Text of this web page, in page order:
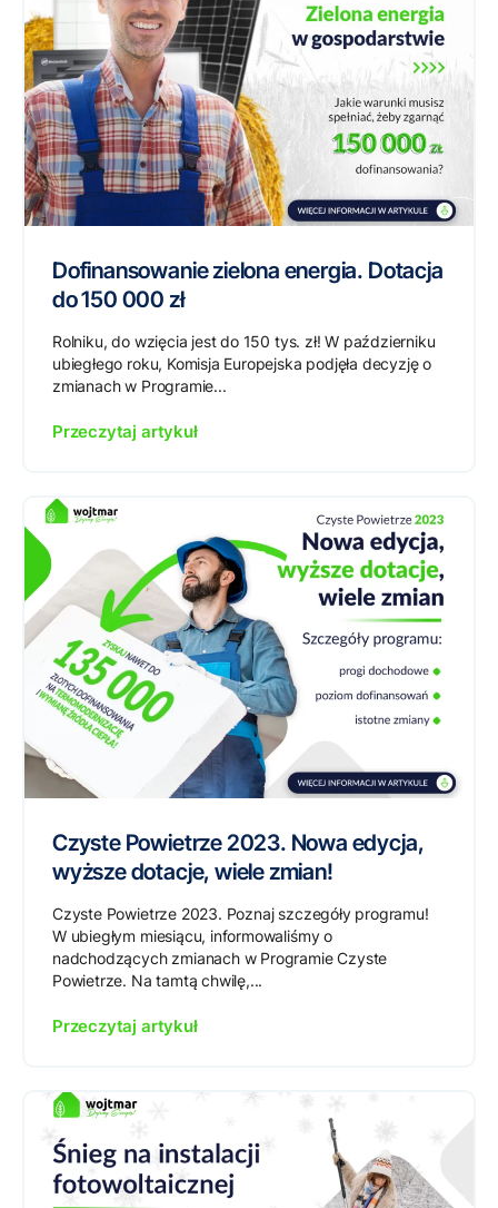
Dofinansowanie zielona energia. Dotacja
do 150 000 zł
Rolniku, do wzięcia jest do 150 tys. zł! W październiku
ubiegłego roku, Komisja Europejska podjęła decyzję o
zmianach w Programie...
Przeczytaj artykuł
Czyste Powietrze 2023. Nowa edycja,
wyższe dotacje, wiele zmian!
Czyste Powietrze 2023. Poznaj szczegóły programu!
W ubiegłym miesiącu, informowaliśmy o
nadchodzących zmianach w Programie Czyste
Powietrze. Na tamtą chwilę,...
Przeczytaj artykuł